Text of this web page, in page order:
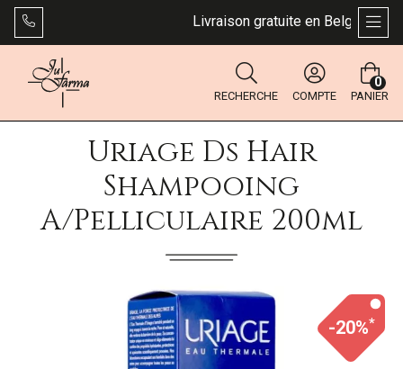
Livraison gratuite en Belgique
RECHERCHE COMPTE PANIER
0
Uriage Ds Hair
Shampooing
A/pelliculaire 200ml
-20%*